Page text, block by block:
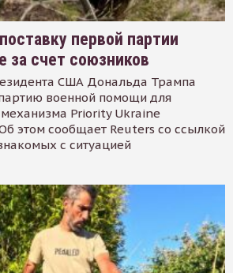
первой партии
за счет союзников
США Дональда Трампа
военной помощи для
Priority Ukraine
этом сообщает Reuters со ссылкой
с ситуацией